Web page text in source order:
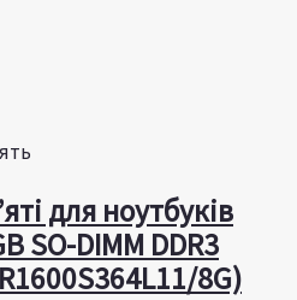
для ноутбуків
SO-DIMM DDR3
8G)